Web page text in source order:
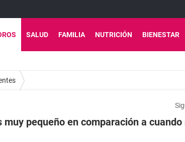
SALUD FAMILIA NUTRICIÓN BIENESTAR
pequeño en comparación a